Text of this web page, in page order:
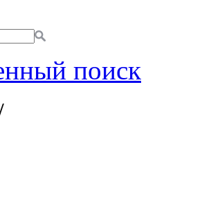
поиск